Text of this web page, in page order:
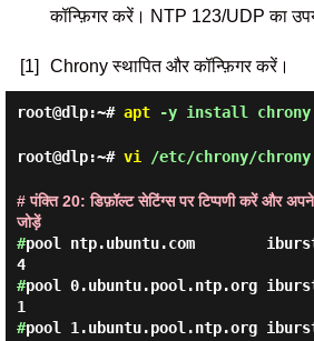
कॉन्फ़िगर करें। NTP 123/UDP का
[1] Chrony स्थापित और कॉन्फ़िगर करें।
root@dlp:~# apt-y install chrony
root@dlp:~# vi /etc/chrony/
# पंक्ति 20: डिफ़ॉल्ट सेटिंग्स पर टिप्पणी करें और
जोड़ें
#pool ntp.ubuntu.com        iburst
4
#pool 0.ubuntu.pool.ntp.org iburst
#pool 1.ubuntu.pool.ntp.org iburst